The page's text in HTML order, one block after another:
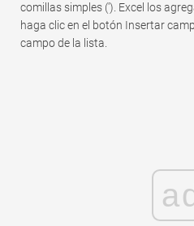
comillas simples ('). Excel los
haga clic en el botón Insertar
campo de la lista.